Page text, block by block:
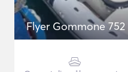
Flyer Gommone 752